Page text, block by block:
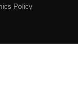
Policy